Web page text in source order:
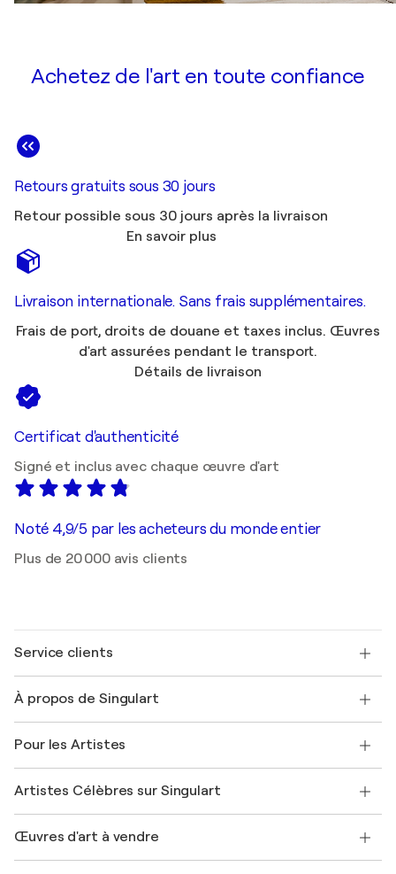
Achetez de l'art en toute confiance
Retours gratuits sous 30 jours
Retour possible sous 30 jours après la livraison
En savoir plus
Livraison internationale. Sans frais supplémentaires.
Frais de port, droits de douane et taxes inclus. Œuvres
d'art assurées pendant le transport.
Détails de livraison
Certificat d'authenticité
Signé et inclus avec chaque œuvre d'art
Noté 4,9/5 par les acheteurs du monde entier
Plus de 20 000 avis clients
Service clients
Expédition
Offrir une carte cadeau
Rejoignez notre programme commercial
Mon compte
+33 1 76 44 06 42
À propos de Singulart
FAQ
Magazine Singulart
Emplois
Découvrez une sélection d'art original
Pour les Artistes
Se connecter en tant qu'Artiste
Artistes Célèbres sur Singulart
Marc Chagall
Œuvres d'art à vendre